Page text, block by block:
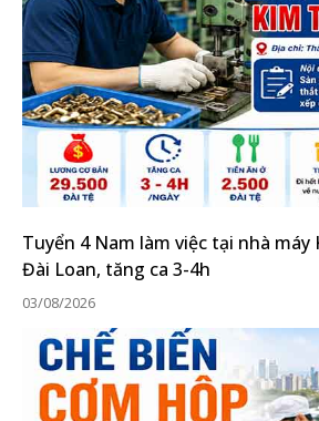
Tuyển 4 Nam làm việc tại nhà máy
Đài Loan, tăng ca 3-4h
03/08/2026